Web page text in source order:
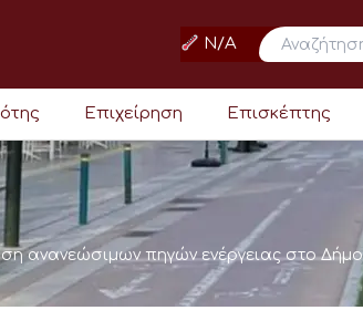
N/A
Επιχείρηση Επισκέπτης
ανανεώσιμων πηγών ενέργειας στο